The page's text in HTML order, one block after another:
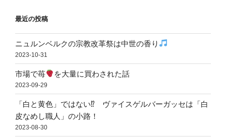
最近の投稿
ニュルンベルクの宗教改革祭は中世の香り
2023-10-31
市場で苺 を大量に買わされた話
2023-09-29
「白と黄色」ではない⁉ ヴァイスゲルバーガッセは「白
皮なめし職人」の小路！
2023-08-30